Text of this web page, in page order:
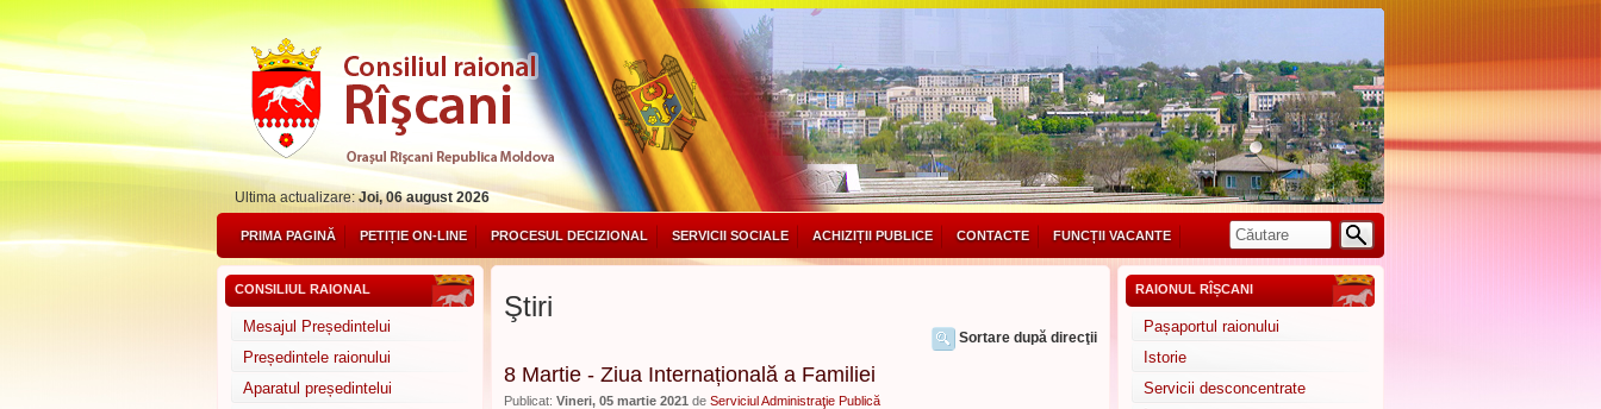
Ultima actualizare:Joi, 06 august 2026
PRIMA PAGINĂ PETIȚIE ON-LINE PROCESUL DECIZIONAL SERVICII SOCIALE ACHIZIȚII PUBLICE CONTACTE FUNCȚII VACANTE
CONSILIUL RAIONAL
Mesajul Președintelui
Președintele raionului
Aparatul președintelui
Ştiri
Sortare după direcţii
8 Martie - Ziua Internațională a Familiei
Publicat: Vineri, 05 martie 2021 de Serviciul Administraţie Publică
RAIONUL RÎȘCANI
Pașaportul raionului
Istorie
Servicii desconcentrate